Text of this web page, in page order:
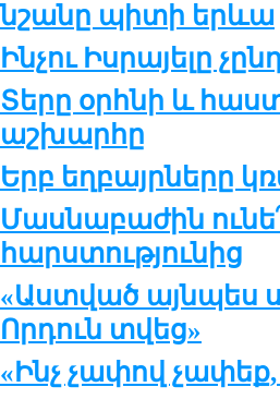
նշանը պիտի երևա
Ինչու Իսրայելը
Տերը օրհնի և
աշխարհը
Երբ եղբայրները
Մասնաբաժին
հարստությունից
«Աստված այնպես
Որդուն տվեց»
«Ինչ չափով չափեք,